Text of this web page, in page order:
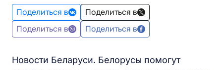
Поделиться в
Поделиться в
Поделиться в
Поделиться в
Новости Беларуси. Белорусы помогут